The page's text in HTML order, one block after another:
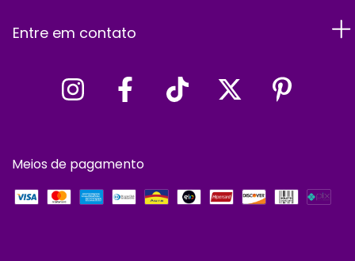
Entre em contato
Meios de pagamento